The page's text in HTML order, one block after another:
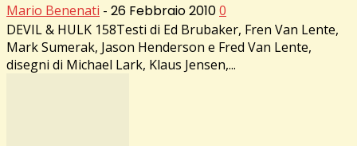
Mario Benenati - 26 Febbraio 20100
DEVIL & HULK 158Testi di Ed Brubaker, Fren Van Lente,
Mark Sumerak, Jason Henderson e Fred Van Lente,
disegni di Michael Lark, Klaus Jensen,...